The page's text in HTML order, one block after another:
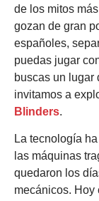
de los mitos
gozan de gran
españoles,
puedas jugar
buscas un lugar
invitamos a
Blinders.
La tecnología
las máquinas
quedaron los
mecánicos. Hoy